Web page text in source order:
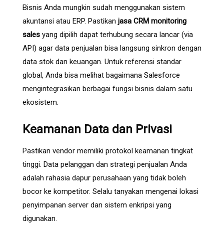
Bisnis Anda mungkin sudah menggunakan sistem
akuntansi atau ERP. Pastikan jasa CRM monitoring
sales yang dipilih dapat terhubung secara lancar (via
API) agar data penjualan bisa langsung sinkron dengan
data stok dan keuangan. Untuk referensi standar
global, Anda bisa melihat bagaimana Salesforce
mengintegrasikan berbagai fungsi bisnis dalam satu
ekosistem.
Keamanan Data dan Privasi
Pastikan vendor memiliki protokol keamanan tingkat
tinggi. Data pelanggan dan strategi penjualan Anda
adalah rahasia dapur perusahaan yang tidak boleh
bocor ke kompetitor. Selalu tanyakan mengenai lokasi
penyimpanan server dan sistem enkripsi yang
digunakan.